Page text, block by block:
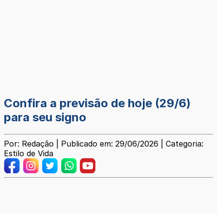
Confira a previsão de hoje (29/6)
para seu signo
Por: Redação | Publicado em: 29/06/2026 | Categoria:
Estilo de Vida